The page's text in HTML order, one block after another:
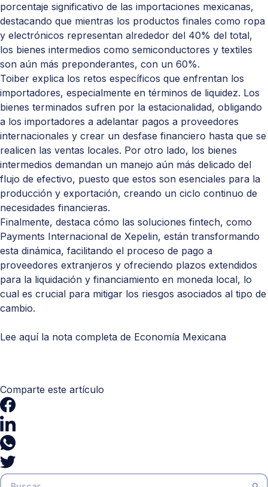
porcentaje significativo de las importaciones mexicanas,
destacando que mientras los productos finales como ropa
y electrónicos representan alrededor del 40% del total,
los bienes intermedios como semiconductores y textiles
son aún más preponderantes, con un 60%.
Toiber explica los retos específicos que enfrentan los
importadores, especialmente en términos de liquidez. Los
bienes terminados sufren por la estacionalidad, obligando
a los importadores a adelantar pagos a proveedores
internacionales y crear un desfase financiero hasta que se
realicen las ventas locales. Por otro lado, los bienes
intermedios demandan un manejo aún más delicado del
flujo de efectivo, puesto que estos son esenciales para la
producción y exportación, creando un ciclo continuo de
necesidades financieras.
Finalmente, destaca cómo las soluciones fintech, como
Payments Internacional de Xepelin, están transformando
esta dinámica, facilitando el proceso de pago a
proveedores extranjeros y ofreciendo plazos extendidos
para la liquidación y financiamiento en moneda local, lo
cual es crucial para mitigar los riesgos asociados al tipo de
cambio.
Lee aquí la nota completa de Economía Mexicana
Comparte este artículo